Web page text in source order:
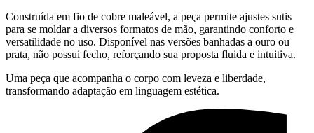
Construída em fio de cobre maleável, a peça permite ajustes sutis
para se moldar a diversos formatos de mão, garantindo conforto e
versatilidade no uso. Disponível nas versões banhadas a ouro ou
prata, não possui fecho, reforçando sua proposta fluida e intuitiva.
Uma peça que acompanha o corpo com leveza e liberdade,
transformando adaptação em linguagem estética.